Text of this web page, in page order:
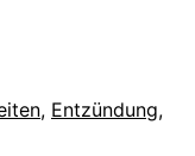
, Entzündung,